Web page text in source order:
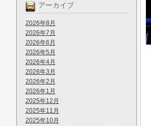
アーカイブ
2026年8月
2026年7月
2026年6月
2026年5月
2026年4月
2026年3月
2026年2月
2026年1月
2025年12月
2025年11月
2025年10月